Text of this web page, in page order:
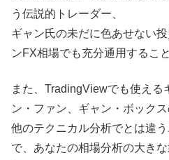
う伝説的トレーダー、
ギャン氏の未だに色あせない
ンFX相場でも充分通用するこ
また、TradingViewでも使える
ン・ファン、ギャン・ボック
他のテクニカル分析でとは違
で、あなたの相場分析の大き